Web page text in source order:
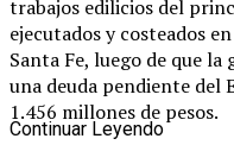
trabajos edilicios del
ejecutados y costeados
Santa Fe, luego de que
una deuda pendiente del
1.456 millones de pesos.
Continuar Leyendo